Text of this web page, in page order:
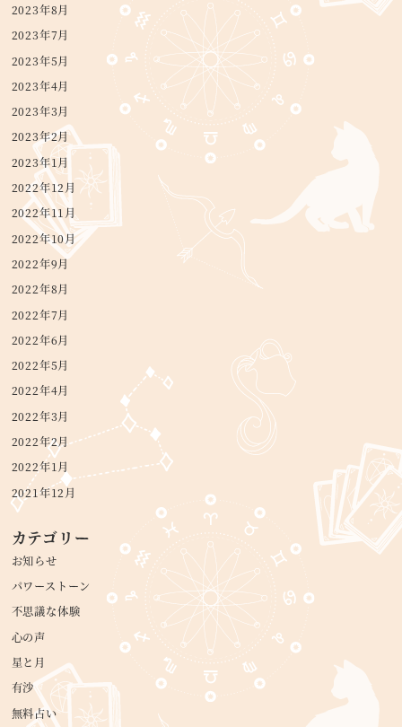
2023年8月
2023年7月
2023年5月
2023年4月
2023年3月
2023年2月
2023年1月
2022年12月
2022年11月
2022年10月
2022年9月
2022年8月
2022年7月
2022年6月
2022年5月
2022年4月
2022年3月
2022年2月
2022年1月
2021年12月
カテゴリー
お知らせ
パワーストーン
不思議な体験
心の声
星と月
有沙
無料占い